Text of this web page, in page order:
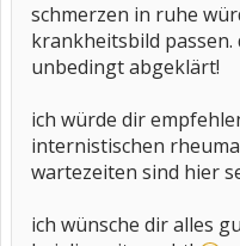
schmerzen in ruhe
krankheitsbild
unbedingt abgeklärt!
ich würde dir
internistischen
wartezeiten sind hier
ich wünsche dir alles